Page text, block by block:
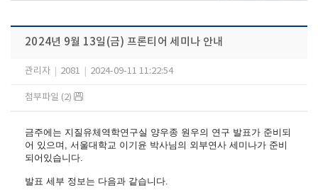
2024년 9월 13일(금) 프론티어 세미나 안내
관리자 2081 2024-09-11 11:22:54
첨부파일 (2)
금주에는 지질유체역학연구실 양우종 원우의 연구 발표가 준비되
어 있으며, 서울대학교 이기윤 박사님의 외부연사 세미나가 준비
되어있습니다.
발표 세부 정보는 다음과 같습니다.